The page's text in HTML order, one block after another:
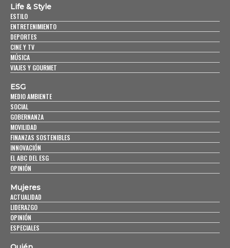
Life & Style
ESTILO
ENTRETENIMIENTO
DEPORTES
CINE Y TV
MÚSICA
VIAJES Y GOURMET
ESG
MEDIO AMBIENTE
SOCIAL
GOBERNANZA
MOVILIDAD
FINANZAS SOSTENIBLES
INNOVACIÓN
EL ABC DEL ESG
OPINIÓN
Mujeres
ACTUALIDAD
LIDERAZGO
OPINIÓN
ESPECIALES